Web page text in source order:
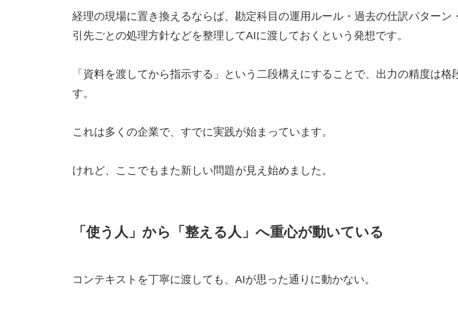
経理の現場に置き換えるならば、勘定科目の運用ルール・過去の仕訳パターン
引先ごとの処理方針などを整理してAIに渡しておくという発想です。
「資料を渡してから指示する」という二段構えにすることで、出力の精度は格
す。
これは多くの企業で、すでに実践が始まっています。
けれど、ここでもまた新しい問題が見え始めました。
「使う人」から「整える人」へ重心が動いている
コンテキストを丁寧に渡しても、AIが思った通りに動かない。